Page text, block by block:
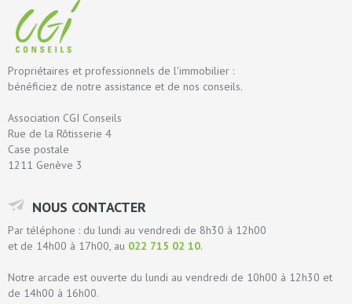
Propriétaires et professionnels de l'immobilier :
bénéficiez de notre assistance et de nos conseils.
Association CGI Conseils
Rue de la Rôtisserie 4
Case postale
1211 Genève 3
NOUS CONTACTER
Par téléphone : du lundi au vendredi de 8h30 à 12h00
et de 14h00 à 17h00, au 022 715 02 10.
Notre arcade est ouverte du lundi au vendredi de 10h00 à 12h30 et
de 14h00 à 16h00.